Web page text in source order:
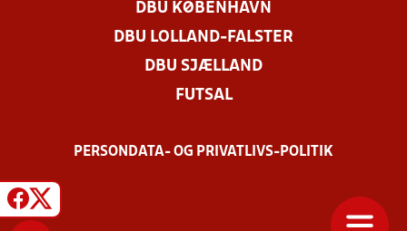
DBU KØBENHAVN
DBU LOLLAND-FALSTER
DBU SJÆLLAND
FUTSAL
PERSONDATA- OG PRIVATLIVS-POLITIK